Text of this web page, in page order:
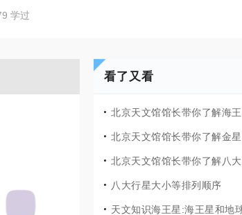
学过
看了又看
北京天文馆馆长带你了解海
北京天文馆馆长带你了解金
北京天文馆馆长带你了解八
八大行星大小等排列顺序
天文知识海王星:海王星和地